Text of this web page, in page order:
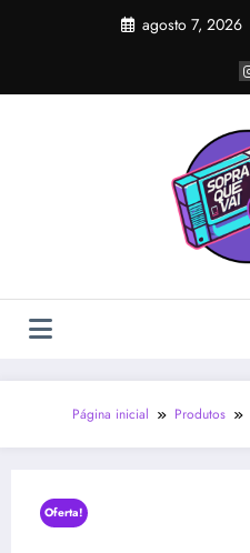
agosto 7, 2026
Página inicial Produtos
Oferta!